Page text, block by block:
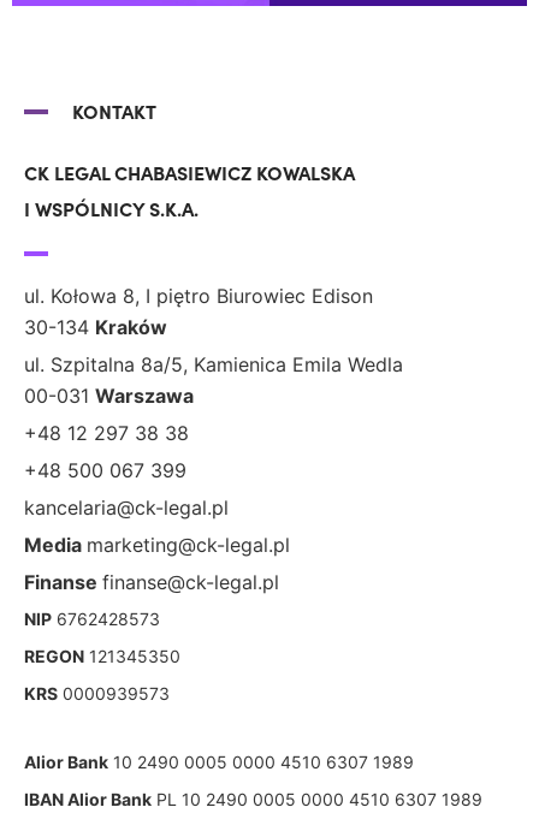
KONTAKT
CK LEGAL CHABASIEWICZ KOWALSKA
I WSPÓLNICY S.K.A.
ul. Kołowa 8, I piętro Biurowiec Edison
30-134 Kraków
ul. Szpitalna 8a/5, Kamienica Emila Wedla
00-031 Warszawa
+48 12 297 38 38
+48 500 067 399
kancelaria@ck-legal.pl
Media marketing@ck-legal.pl
Finanse finanse@ck-legal.pl
NIP 6762428573
REGON 121345350
KRS 0000939573
Alior Bank 10 2490 0005 0000 4510 6307 1989
IBAN Alior Bank PL 10 2490 0005 0000 4510 6307 1989